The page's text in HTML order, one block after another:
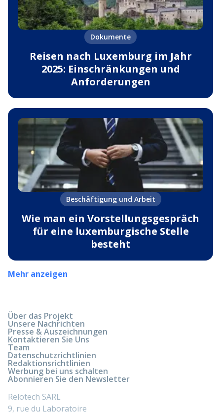
Dokumente
Reisen nach Luxemburg im Jahr
2025: Einschränkungen und
Anforderungen
Beschäftigung und Arbeit
Wie man ein Vorstellungsgespräch
für eine luxemburgische Stelle
besteht
Mehr anzeigen
Über das Projekt
Unsere Nachrichten
Presse & Auszeichnungen
Kontaktieren Sie Uns
Team
Datenschutzrichtlinien
Redaktionsrichtlinien
Werbung bei uns schalten
Abonnieren Sie den Newsletter
Relotech SARL
9, rue du Laboratoire